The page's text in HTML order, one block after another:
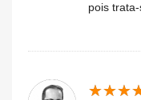
pois
★★★
★★★